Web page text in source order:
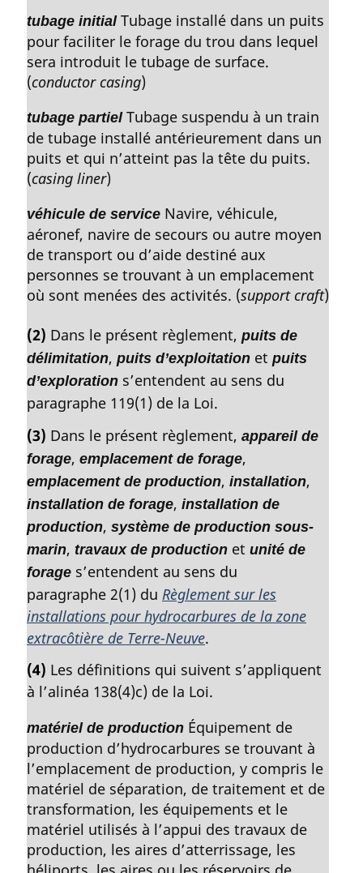
tubage initialTubage installé dans un puits
pour faciliter le forage du trou dans lequel
sera introduit le tubage de surface.
(conductor casing)
tubage partielTubage suspendu à un train
de tubage installé antérieurement dans un
puits et qui n’atteint pas la tête du puits.
(casing liner)
véhicule de service Navire, véhicule,
aéronef, navire de secours ou autre moyen
de transport ou d’aide destiné aux
personnes se trouvant à un emplacement
où sont menées des activités. (support craft)
(2) Dans le présent règlement, puits de
délimitation, puits d’exploitation et puits
d’exploration s’entendent au sens du
paragraphe 119(1) de la Loi.
(3) Dans le présent règlement, appareil de
forage, emplacement de forage,
emplacement de production, installation,
installation de forage, installation de
production, système de production sous-
marin, travaux de production et unité de
forage s’entendent au sens du
paragraphe 2(1) du Règlement sur les
installations pour hydrocarbures de la zone
extracôtière de Terre-Neuve.
(4) Les définitions qui suivent s’appliquent
à l’alinéa 138(4)c) de la Loi.
matériel de production Équipement de
production d’hydrocarbures se trouvant à
l’emplacement de production, y compris le
matériel de séparation, de traitement et de
transformation, les équipements et le
matériel utilisés à l’appui des travaux de
production, les aires d’atterrissage, les